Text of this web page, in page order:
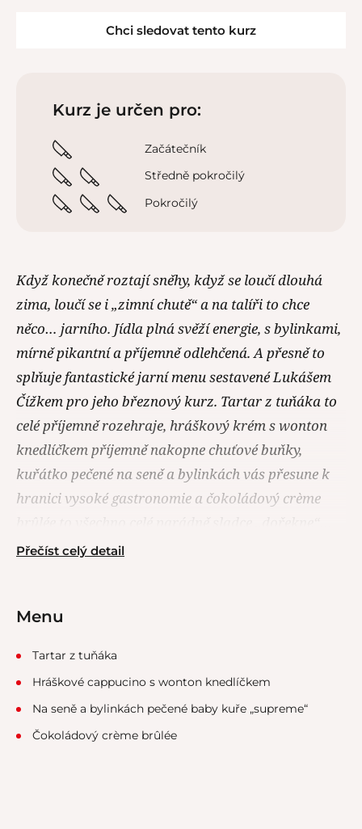
Chci sledovat tento kurz
Kurz je určen pro:
Začátečník
Středně pokročilý
Pokročilý
Když konečně roztají sněhy, když se loučí dlouhá
zima, loučí se i „zimní chutě“ a na talíři to chce
něco… jarního. Jídla plná svěží energie, s bylinkami,
mírně pikantní a příjemně odlehčená. A přesně to
splňuje fantastické jarní menu sestavené Lukášem
Čížkem pro jeho březnový kurz. Tartar z tuňáka to
celé příjemně rozehraje, hráškový krém s wonton
knedlíčkem příjemně nakopne chuťové buňky,
kuřátko pečené na seně a bylinkách vás přesune k
hranici vysoké gastronomie a čokoládový crème
Přečíst celý detail
Menu
Tartar z tuňáka
Hráškové cappucino s wonton knedlíčkem
Na seně a bylinkách pečené baby kuře „supreme“
Čokoládový crème brûlée